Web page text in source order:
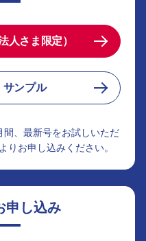
人さま限定）
サンプル
間、最新号をお試しいただ
りお申し込みください。
申し込み